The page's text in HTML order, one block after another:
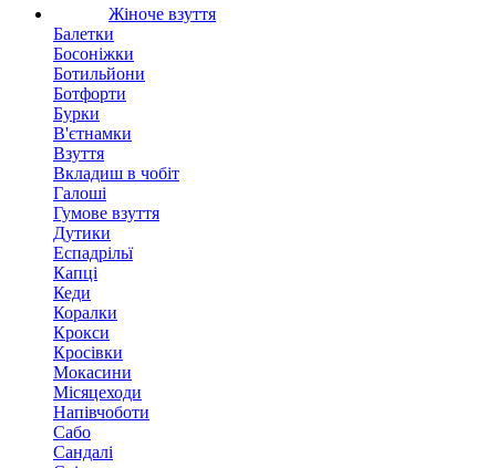
Жіноче взуття
Балетки
Босоніжки
Ботильйони
Ботфорти
Бурки
В'єтнамки
Взуття
Вкладиш в чобіт
Галоші
Гумове взуття
Дутики
Еспадрільї
Капці
Кеди
Коралки
Крокси
Кросівки
Мокасини
Місяцеходи
Напівчоботи
Сабо
Сандалі